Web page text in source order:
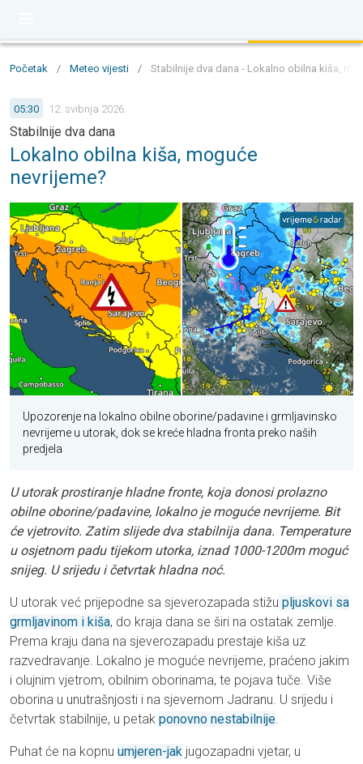
Početak / Meteo vijesti / Stabilnije dva dana - Lokalno obilna kiša,
05:30 12. svibnja 2026.
Stabilnije dva dana
Lokalno obilna kiša, moguće
nevrijeme?
Upozorenje na lokalno obilne oborine/padavine i grmljavinsko
nevrijeme u utorak, dok se kreće hladna fronta preko naših
predjela
U utorak prostiranje hladne fronte, koja donosi prolazno
obilne oborine/padavine, lokalno je moguće nevrijeme. Bit
će vjetrovito. Zatim slijede dva stabilnija dana. Temperature
u osjetnom padu tijekom utorka, iznad 1000-1200m moguć
snijeg. U srijedu i četvrtak hladna noć.
U utorak već prijepodne sa sjeverozapada stižu pljuskovi sa
grmljavinom i kiša, do kraja dana se širi na ostatak zemlje.
Prema kraju dana na sjeverozapadu prestaje kiša uz
razvedravanje. Lokalno je moguće nevrijeme, praćeno jakim
i olujnim vjetrom, obilnim oborinama, te pojava tuče. Više
oborina u unutrašnjosti i na sjevernom Jadranu. U srijedu i
četvrtak stabilnije, u petak ponovno nestabilnije.
Puhat će na kopnu umjeren-jak jugozapadni vjetar, u